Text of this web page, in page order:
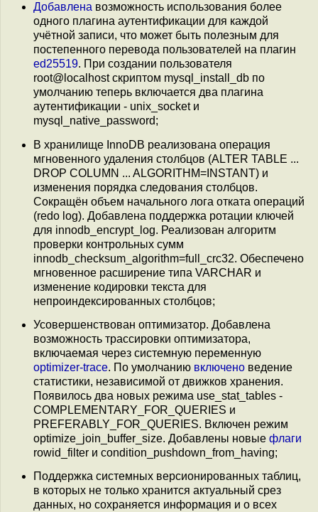
Добавлена возможность использования более
одного плагина аутентификации для каждой
учётной записи, что может быть полезным для
постепенного перевода пользователей на плагин
ed25519. При создании пользователя
root@localhost скриптом mysql_install_db по
умолчанию теперь включается два плагина
аутентификации - unix_socket и
mysql_native_password;
В хранилище InnoDB реализована операция
мгновенного удаления столбцов (ALTER TABLE ...
DROP COLUMN ... ALGORITHM=INSTANT) и
изменения порядка следования столбцов.
Сокращён объем начального лога отката операций
(redo log). Добавлена поддержка ротации ключей
для innodb_encrypt_log. Реализован алгоритм
проверки контрольных сумм
innodb_checksum_algorithm=full_crc32. Обеспечено
мгновенное расширение типа VARCHAR и
изменение кодировки текста для
непроиндексированных столбцов;
Усовершенствован оптимизатор. Добавлена
возможность трассировки оптимизатора,
включаемая через системную переменную
optimizer-trace. По умолчанию включено ведение
статистики, независимой от движков хранения.
Появилось два новых режима use_stat_tables -
COMPLEMENTARY_FOR_QUERIES и
PREFERABLY_FOR_QUERIES. Включен режим
optimize_join_buffer_size. Добавлены новые флаги
rowid_filter и condition_pushdown_from_having;
Поддержка системных версионированных таблиц,
в которых не только хранится актуальный срез
данных, но сохраняется информация и о всех